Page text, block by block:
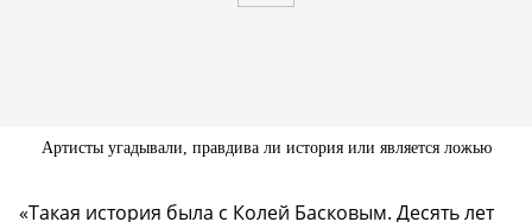
Артисты угадывали, правдива ли история или является ложью
«Такая история была с Колей Басковым. Десять лет